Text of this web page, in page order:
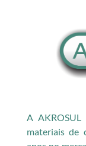
A
materiais de